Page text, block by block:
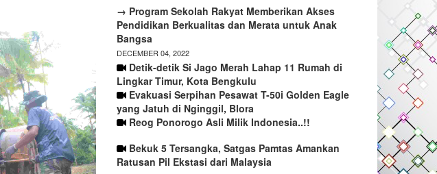
→ Program Sekolah Rakyat Memberikan Akses
Pendidikan Berkualitas dan Merata untuk Anak
Bangsa
DECEMBER 04, 2022
Detik-detik Si Jago Merah Lahap 11 Rumah di
Lingkar Timur, Kota Bengkulu
Evakuasi Serpihan Pesawat T-50i Golden Eagle
yang Jatuh di Nginggil, Blora
Reog Ponorogo Asli Milik Indonesia..!!
Bekuk 5 Tersangka, Satgas Pamtas Amankan
Ratusan Pil Ekstasi dari Malaysia